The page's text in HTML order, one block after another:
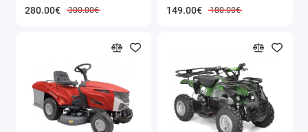
krāsains iepakojums
280.00€ 300.00€ 149.00€ 180.00€